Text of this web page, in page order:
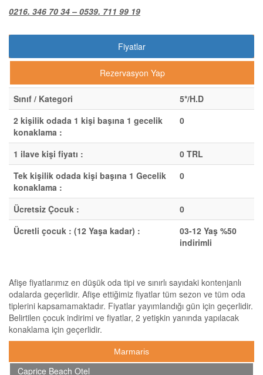
0216. 346 70 34 – 0539. 711 99 19
Fiyatlar
Rezervasyon Yap
Sınıf / Kategori
5*/H.D
2 kişilik odada 1 kişi başına 1 gecelik
konaklama :
0
1 ilave kişi fiyatı :
0 TRL
Tek kişilik odada kişi başına 1 Gecelik
konaklama :
0
Ücretsiz Çocuk :
0
Ücretli çocuk : (12 Yaşa kadar) :
03-12 Yaş %50
indirimli
Afişe fiyatlarımız en düşük oda tipi ve sınırlı sayıdaki kontenjanlı
odalarda geçerlidir. Afişe ettiğimiz fiyatlar tüm sezon ve tüm oda
tiplerini kapsamamaktadır. Fiyatlar yayımlandığı gün için geçerlidir.
Belirtilen çocuk indirimi ve fiyatlar, 2 yetişkin yanında yapılacak
konaklama için geçerlidir.
Marmaris
Caprice Beach Otel